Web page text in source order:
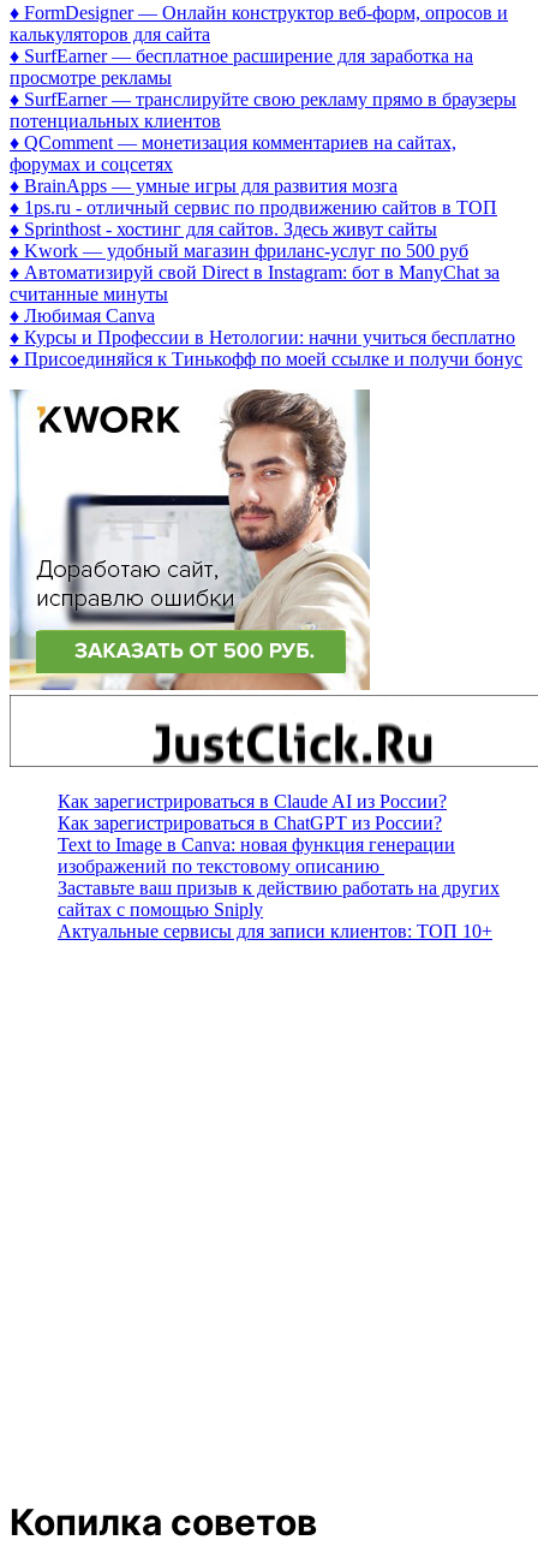
♦ FormDesigner — Онлайн конструктор веб-форм, опросов и
калькуляторов для сайта
♦ SurfEarner — бесплатное расширение для заработка на
просмотре рекламы
♦ SurfEarner — транслируйте свою рекламу прямо в браузеры
потенциальных клиентов
♦ QComment — монетизация комментариев на сайтах,
форумах и соцсетях
♦ BrainApps — умные игры для развития мозга
♦ 1ps.ru - отличный сервис по продвижению сайтов в ТОП
♦ Sprinthost - хостинг для сайтов. Здесь живут сайты
♦ Kwork — удобный магазин фриланс-услуг по 500 руб
♦ Автоматизируй свой Direct в Instagram: бот в ManyChat за
считанные минуты
♦ Любимая Canva
♦ Курсы и Профессии в Нетологии: начни учиться бесплатно
♦ Присоединяйся к Тинькофф по моей ссылке и получи бонус
Как зарегистрироваться в Claude AI из России?
Как зарегистрироваться в ChatGPT из России?
Text to Image в Canva: новая функция генерации
изображений по текстовому описанию
Заставьте ваш призыв к действию работать на других
сайтах с помощью Sniply
Актуальные сервисы для записи клиентов: ТОП 10+
Копилка советов